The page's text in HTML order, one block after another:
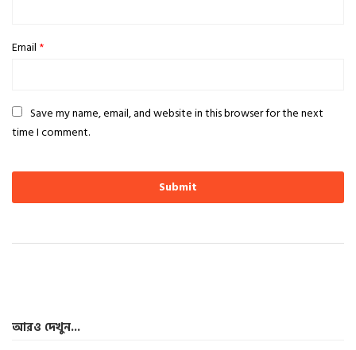
Email *
Save my name, email, and website in this browser for the next
time I comment.
আরও দেখুন...